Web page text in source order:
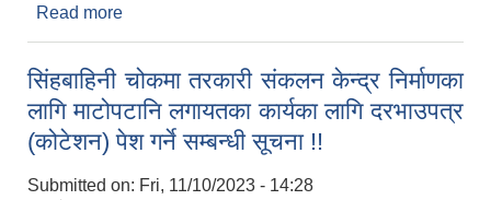
Read more
०८|०१)
सिंहबाहिनी चोकमा तरकारी संकलन केन्द्र निर्माणका
लागि माटोपटानि लगायतका कार्यका लागि दरभाउपत्र
(कोटेशन) पेश गर्ने सम्बन्धी सूचना !!
Submitted on: Fri, 11/10/2023 - 14:28